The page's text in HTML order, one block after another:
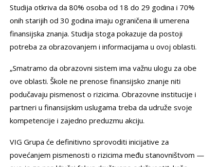
Studija otkriva da 80% osoba od 18 do 29 godina i 70%
onih starijih od 30 godina imaju ograničena ili umerena
finansijska znanja. Studija stoga pokazuje da postoji
potreba za obrazovanjem i informacijama u ovoj oblasti.
„Smatramo da obrazovni sistem ima važnu ulogu za obe
ove oblasti. Škole ne prenose finansijsko znanje niti
podučavaju pismenost o rizicima. Obrazovne institucije i
partneri u finansijskim uslugama treba da udruže svoje
kompetencije i zajedno preduzmu akciju.
VIG Grupa će definitivno sprovoditi inicijative za
povećanjem pismenosti o rizicima među stanovništvom —